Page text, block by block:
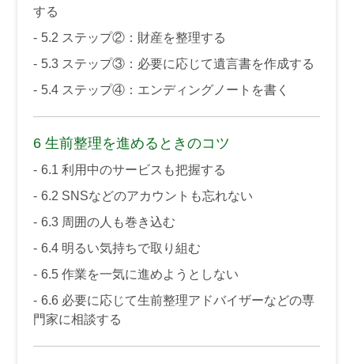
する
5.2 ステップ②：財産を整理する
5.3 ステップ③：必要に応じて遺言書を作成する
5.4 ステップ④：エンディングノートを書く
6 生前整理を進めるときのコツ
6.1 利用中のサービスも把握する
6.2 SNSなどのアカウントも忘れない
6.3 周囲の人も巻き込む
6.4 明るい気持ちで取り組む
6.5 作業を一気に進めようとしない
6.6 必要に応じて生前整理アドバイザーなどの専
門家に相談する